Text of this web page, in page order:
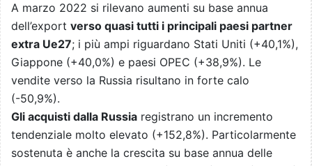
A marzo 2022 si rilevano aumenti su base annua
dell’export verso quasi tutti i principali paesi partner
extra Ue27; i più ampi riguardano Stati Uniti (+40,1%),
Giappone (+40,0%) e paesi OPEC (+38,9%). Le
vendite verso la Russia risultano in forte calo
(-50,9%).
Gli acquisti dalla Russia registrano un incremento
tendenziale molto elevato (+152,8%). Particolarmente
sostenuta è anche la crescita su base annua delle